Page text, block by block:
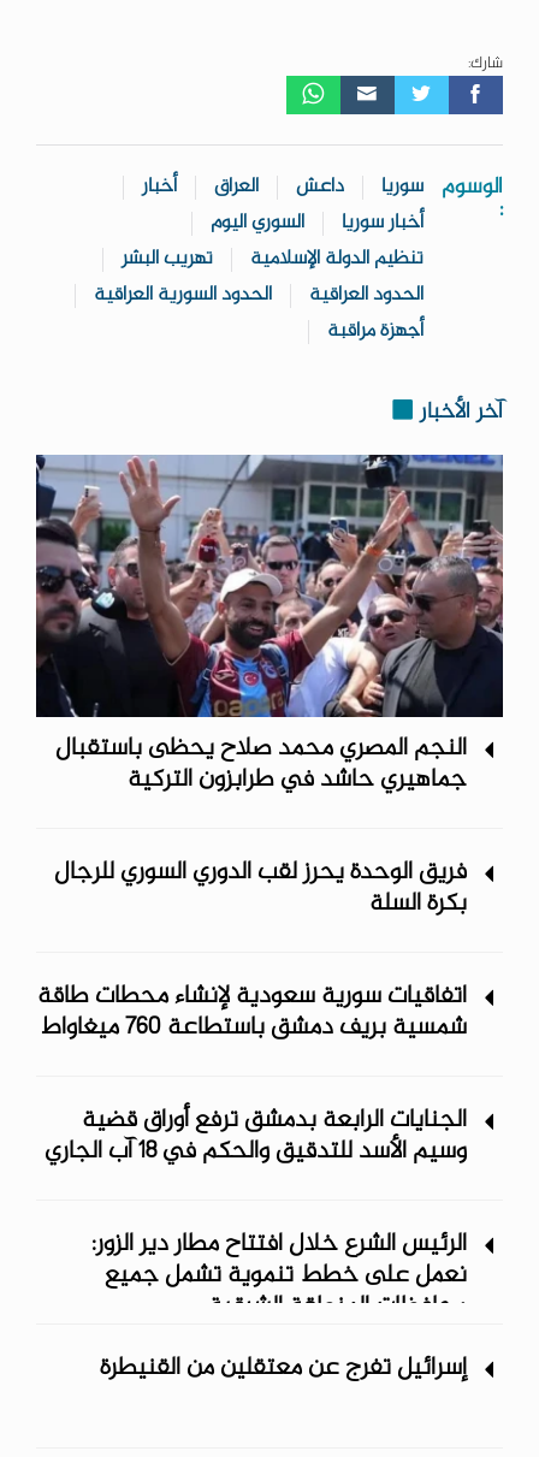
شارك:
الوسوم
:
سوريا داعش العراق
أخبار
أخبار سوريا
السوري اليوم
تنظيم الدولة الإسلامية
تهريب البشر
الحدود العراقية
الحدود السورية العراقية
أجهزة مراقبة
آخر الأخبار
النجم المصري محمد صلاح يحظى باستقبال
جماهيري حاشد في طرابزون التركية
فريق الوحدة يحرز لقب الدوري السوري للرجال
بكرة السلة
اتفاقيات سورية سعودية لإنشاء محطات طاقة
شمسية ‏بريف دمشق باستطاعة 760 ميغاواط
الجنايات الرابعة بدمشق ترفع أوراق قضية
وسيم الأسد للتدقيق والحكم في 18 آب الجاري
الرئيس الشرع خلال افتتاح مطار دير الزور:
نعمل على خطط تنموية تشمل جميع
محافظات المنطقة الشرقية
إسرائيل تفرج عن معتقلين من القنيطرة